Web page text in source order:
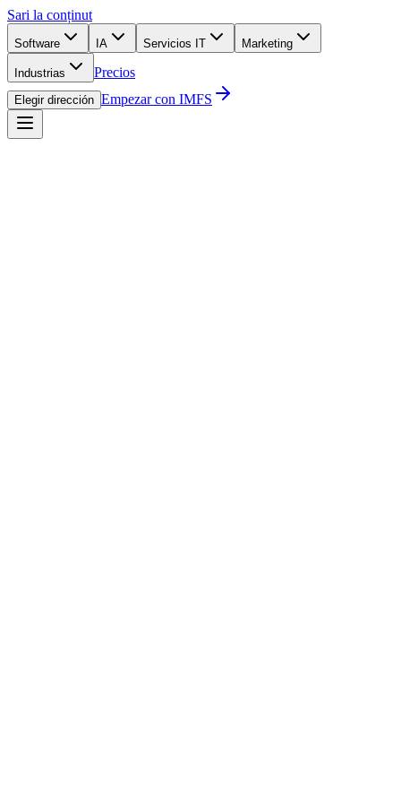
Sari la conținut
Software IA Servicios IT Marketing
Industrias Precios
Elegir dirección Empezar con IMFS